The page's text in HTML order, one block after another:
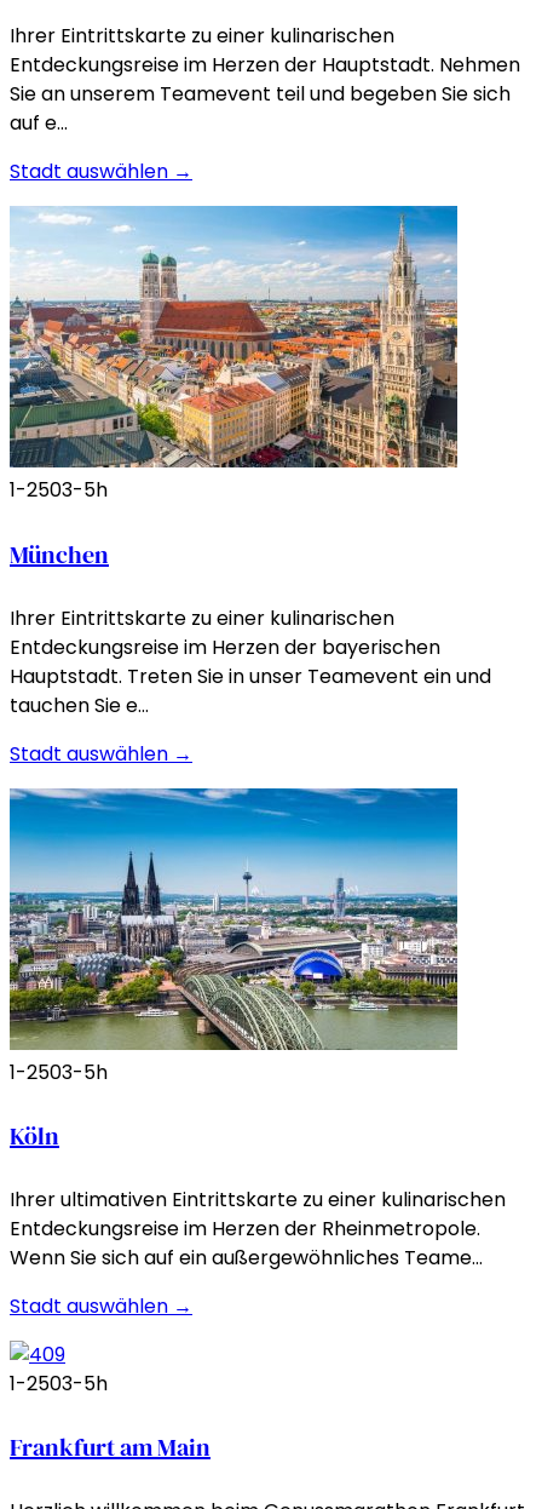
Ihrer Eintrittskarte zu einer kulinarischen
Entdeckungsreise im Herzen der Hauptstadt. Nehmen
Sie an unserem Teamevent teil und begeben Sie sich
auf e…
Stadt auswählen →
1-2503-5h
München
Ihrer Eintrittskarte zu einer kulinarischen
Entdeckungsreise im Herzen der bayerischen
Hauptstadt. Treten Sie in unser Teamevent ein und
tauchen Sie e…
Stadt auswählen →
1-2503-5h
Köln
Ihrer ultimativen Eintrittskarte zu einer kulinarischen
Entdeckungsreise im Herzen der Rheinmetropole.
Wenn Sie sich auf ein außergewöhnliches Teame…
Stadt auswählen →
1-2503-5h
Frankfurt am Main